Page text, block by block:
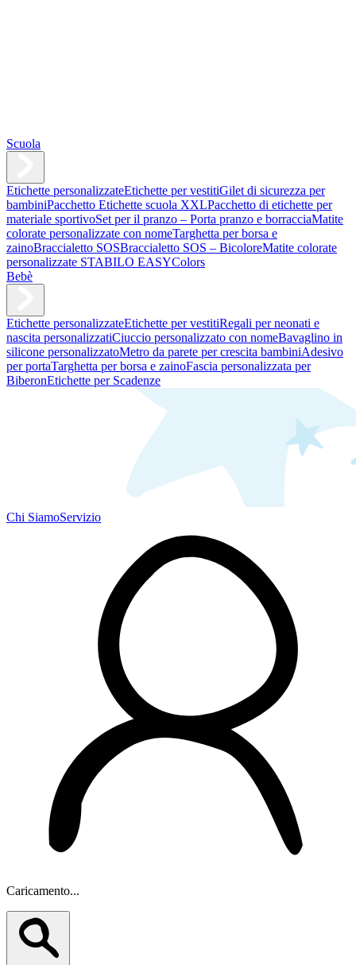
Scuola
Etichette personalizzateEtichette per vestitiGilet di sicurezza per
bambiniPacchetto Etichette scuola XXLPacchetto di etichette per
materiale sportivoSet per il pranzo – Porta pranzo e borracciaMatite
colorate personalizzate con nomeTarghetta per borsa e
zainoBraccialetto SOSBraccialetto SOS – BicoloreMatite colorate
personalizzate STABILO EASYColors
Bebè
Etichette personalizzateEtichette per vestitiRegali per neonati e
nascita personalizzatiCiuccio personalizzato con nomeBavaglino in
silicone personalizzatoMetro da parete per crescita bambiniAdesivo
per portaTarghetta per borsa e zainoFascia personalizzata per
BiberonEtichette per Scadenze
Chi SiamoServizio
Caricamento...